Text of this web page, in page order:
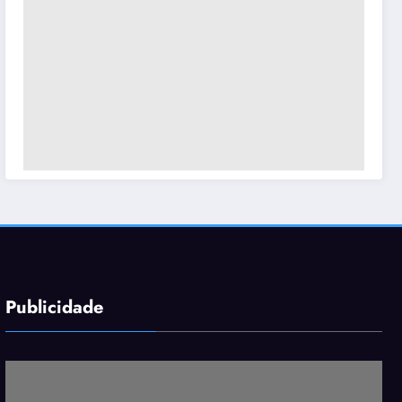
Publicidade